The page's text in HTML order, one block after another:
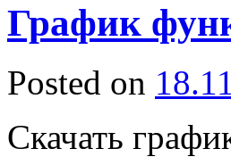
График
Posted on
Скачать